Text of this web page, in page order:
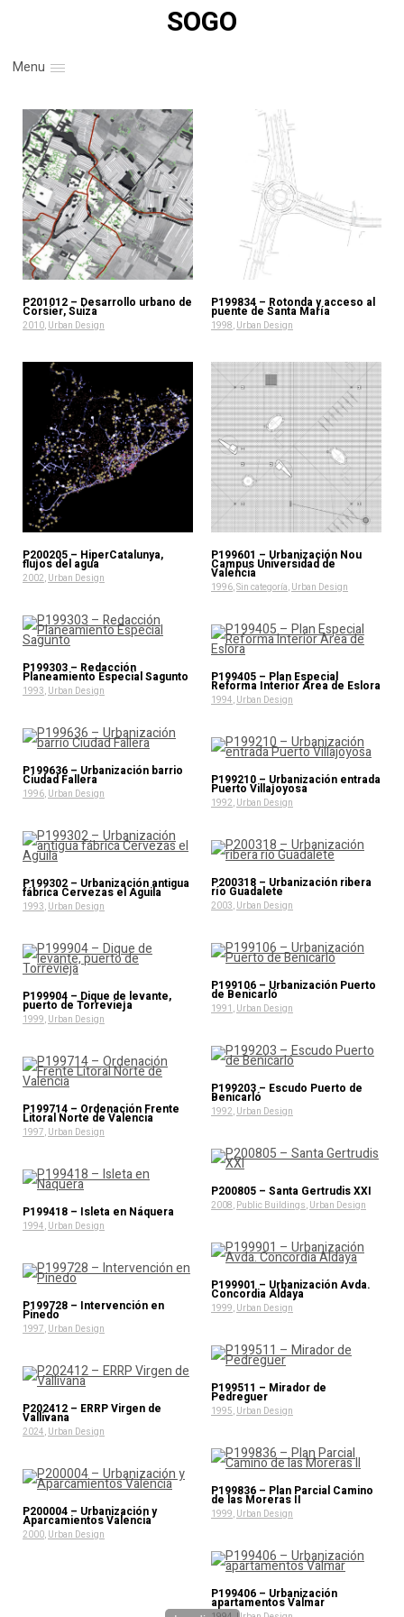
SOGO
Menu
P201012 – Desarrollo urbano de
Corsier, Suiza
2010, Urban Design
P199834 – Rotonda y acceso al
puente de Santa María
1998, Urban Design
P200205 – HiperCatalunya,
flujos del agua
2002, Urban Design
P199601 – Urbanización Nou
Campus Universidad de
Valencia
1996,Sin categoría, Urban Design
P199303 – Redacción
Planeamiento Especial Sagunto
1993, Urban Design
P199405 – Plan Especial
Reforma Interior Area de Eslora
1994, Urban Design
P199636 – Urbanización barrio
Ciudad Fallera
1996, Urban Design
P199210 – Urbanización entrada
Puerto Villajoyosa
1992, Urban Design
P199302 – Urbanización antigua
fábrica Cervezas el Aguila
1993, Urban Design
P200318 – Urbanización ribera
río Guadalete
2003, Urban Design
P199106 – Urbanización Puerto
de Benicarló
1991 , Urban Design
P199904 – Dique de levante,
puerto de Torrevieja
1999, Urban Design
P199203 – Escudo Puerto de
Benicarló
1992, Urban Design
P199714 – Ordenación Frente
Litoral Norte de Valencia
1997, Urban Design
P200805 – Santa Gertrudis XXI
2008, Public Buildings, Urban Design
P199418 – Isleta en Náquera
1994, Urban Design
P199901 – Urbanización Avda.
Concordia Aldaya
1999, Urban Design
P199728 – Intervención en
Pinedo
1997, Urban Design
P199511 – Mirador de
Pedreguer
1995, Urban Design
P202412 – ERRP Virgen de
Vallivana
2024, Urban Design
P199836 – Plan Parcial Camino
de las Moreras II
1999, Urban Design
P200004 – Urbanización y
Aparcamientos Valencia
2000, Urban Design
P199406 – Urbanización
apartamentos Valmar